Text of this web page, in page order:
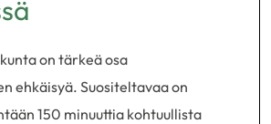
on tärkeä osa
ehkäisyä. Suositeltavaa on
150 minuuttia kohtuullista